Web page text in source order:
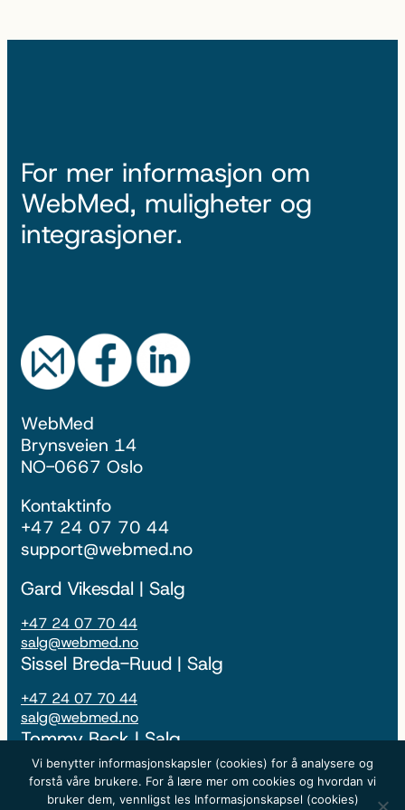
For mer informasjon om
WebMed, muligheter og
integrasjoner.
WebMed
Brynsveien 14
NO-0667 Oslo
Kontaktinfo
+47 24 07 70 44
support@webmed.no
Gard Vikesdal | Salg
+47 24 07 70 44
salg@webmed.no
Sissel Breda-Ruud | Salg
+47 24 07 70 44
salg@webmed.no
Tommy Beck | Salg
+47 24 07 70 44
salg@webmed.no
Vi benytter informasjonskapsler (cookies) for å analysere og
forstå våre brukere. For å lære mer om cookies og hvordan vi
bruker dem, vennligst les Informasjonskapsel (cookies)